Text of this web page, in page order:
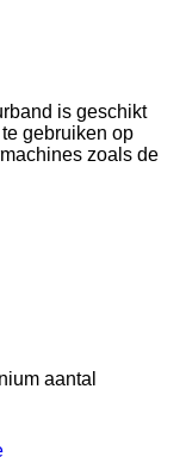
is geschikt
gebruiken op
zoals de
aantal